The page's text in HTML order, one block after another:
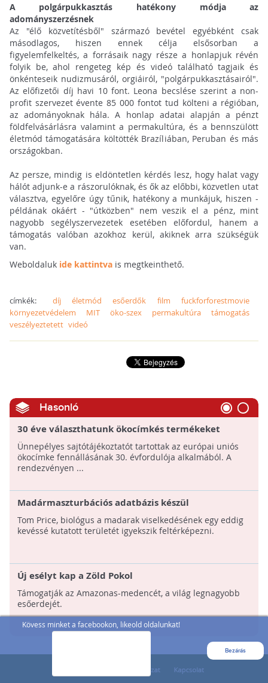
Kövess minket a facebookon, likeold oldalunkat!
Bezárás
A polgárpukkasztás hatékony módja az
adományszerzésnek
Az "élő közvetítésből" származó bevétel egyébként csak
másodlagos, hiszen ennek célja elsősorban a
figyelemfelkeltés, a forrásaik nagy része a honlapjuk révén
folyik be, ahol rengeteg kép és videó található tagjaik és
önkénteseik nudizmusáról, orgiáiról, "polgárpukkasztásairól".
Az előfizetői díj havi 10 font. Leona becslése szerint a non-
profit szervezet évente 85 000 fontot tud költeni a régióban,
az adományoknak hála. A honlap adatai alapján a pénzt
földfelvásárlásra valamint a permakultúra, és a bennszülött
életmód támogatására költötték Brazíliában, Peruban és más
országokban.
Az persze, mindig is eldöntetlen kérdés lesz, hogy halat vagy
hálót adjunk-e a rászorulóknak, és ők az előbbi, közvetlen utat
választva, egyelőre úgy tűnik, hatékony a munkájuk, hiszen -
példának okáért - "útközben" nem veszik el a pénz, mint
nagyobb segélyszervezetek esetében előfordul, hanem a
támogatás valóban azokhoz kerül, akiknek arra szükségük
van.
Weboldaluk ide kattintvais megtkeinthető.
címkék: díj életmód esőerdők film
fuckforforestmovie
környezetvédelem
MIT öko-szex permakultúra
támogatás
veszélyeztetett videó
Hasonló
30 éve választhatunk ökocímkés termékeket
Ünnepélyes sajtótájékoztatót tartottak az európai uniós
ökocímke fennállásának 30. évfordulója alkalmából. A
rendezvényen ...
Madármaszturbációs adatbázis készül
Tom Price, biológus a madarak viselkedésének egy eddig
kevéssé kutatott területét igyekszik feltérképezni.
Új esélyt kap a Zöld Pokol
Támogatják az Amazonas-medencét, a világ legnagyobb
esőerdejét.